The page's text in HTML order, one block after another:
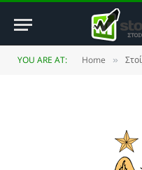
YOU ARE AT: Home »
το ημίχρονο
BY ΚΏΣΤΑΣ